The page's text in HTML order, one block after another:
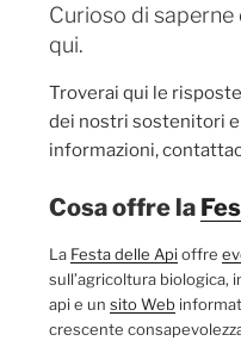
Curioso di
qui.
Troverai qui le
dei nostri sostenitori
informazioni,
Cosa offre la
La Festa delle Api offre
sull’agricoltura biologica,
api e un sito Web
crescente